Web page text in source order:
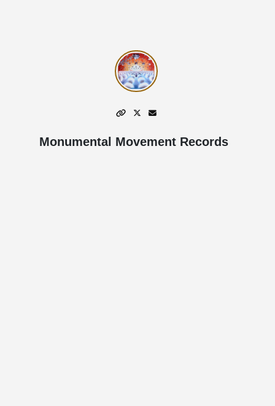
Monumental Movement Records